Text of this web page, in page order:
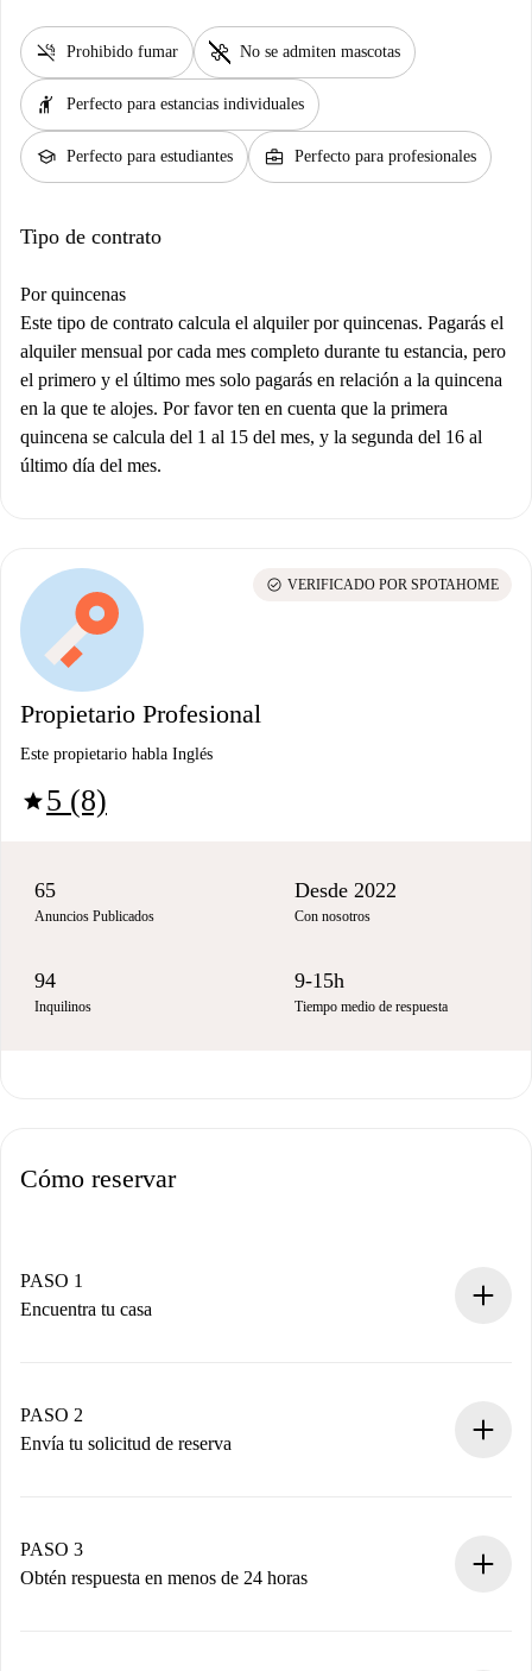
smoke_free Prohibido fumar pet_supplies No se admiten mascotas
hail Perfecto para estancias individuales
school Perfecto para estudiantes business_center Perfecto para profesionales
Tipo de contrato
Por quincenas
Este tipo de contrato calcula el alquiler por quincenas. Pagarás el
alquiler mensual por cada mes completo durante tu estancia, pero
el primero y el último mes solo pagarás en relación a la quincena
en la que te alojes. Por favor ten en cuenta que la primera
quincena se calcula del 1 al 15 del mes, y la segunda del 16 al
último día del mes.
Propietario Profesional
Este propietario habla Inglés
star5 (8)
check_circle VERIFICADO POR SPOTAHOME
65
Anuncios Publicados
Desde 2022
Con nosotros
94
Inquilinos
9-15h
Tiempo medio de respuesta
Cómo reservar
PASO 1
Encuentra tu casa
Tienes toda la información necesaria por adelantado.
PASO 2
Envía tu solicitud de reserva
propietario acepte.
PASO 3
Obtén respuesta en menos de 24 horas